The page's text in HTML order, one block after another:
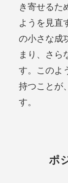
き寄せるた
ようを見直
の小さな成
まり、さら
す。このよ
持つことが
す。
ポ